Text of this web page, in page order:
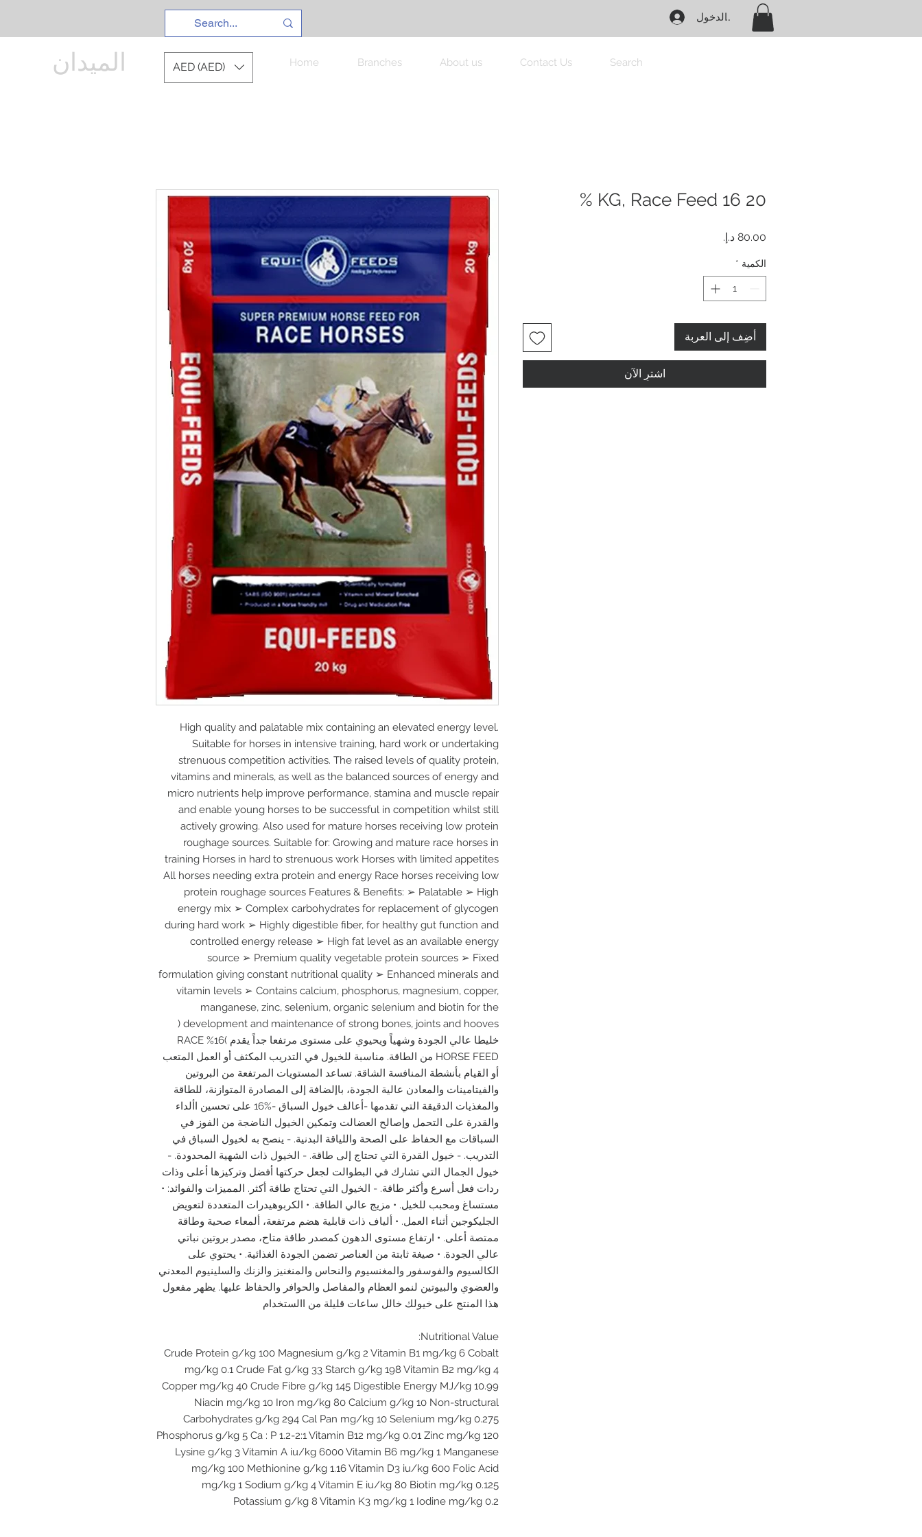
تسجيل الدخول
الميدان AED (AED) Home Branches About us Contact Us Search
High quality and palatable mix containing an elevated energy level.
Suitable for horses in intensive training, hard work or undertaking
strenuous competition activities. The raised levels of quality protein,
vitamins and minerals, as well as the balanced sources of energy and
micro nutrients help improve performance, stamina and muscle repair
and enable young horses to be successful in competition whilst still
actively growing. Also used for mature horses receiving low protein
roughage sources. Suitable for: Growing and mature race horses in
training Horses in hard to strenuous work Horses with limited appetites
All horses needing extra protein and energy Race horses receiving low
protein roughage sources Features & Benefits: ➢ Palatable ➢ High
energy mix ➢ Complex carbohydrates for replacement of glycogen
during hard work ➢ Highly digestible fiber, for healthy gut function and
controlled energy release ➢ High fat level as an available energy
source ➢ Premium quality vegetable protein sources ➢ Fixed
formulation giving constant nutritional quality ➢ Enhanced minerals and
vitamin levels ➢ Contains calcium, phosphorus, magnesium, copper,
manganese, zinc, selenium, organic selenium and biotin for the
development and maintenance of strong bones, joints and hooves (
خليطا عالي الجودة وشهياً ويحيوي على مستوى مرتفعا جداً يقدم )16% RACE
HORSE FEED من الطاقة. مناسبة للخيول في التدريب المكثف أو العمل المتعب
أو القيام بأنشطة المنافسة الشاقة. تساعد المستويات المرتفعة من البروتين
والفيتامينات والمعادن عالية الجودة، باإلضافة إلى المصادرة المتوازنة، للطاقة
والمغذيات الدقيقة التي تقدمها -أعالف خيول السباق -%16 على تحسين األداء
والقدرة على التحمل وإصالح العضالت وتمكين الخيول الناضجة من الفوز في
السباقات مع الحفاظ على الصحة واللياقة البدنية. - ينصح به لخيول السباق في
التدريب. - خيول القدرة التي تحتاج إلى طاقة. - الخيول ذات الشهية المحدودة. -
خيول الجمال التي تشارك في البطوالت لجعل حركتها أفضل وتركيزها أعلى وذات
ردات فعل أسرع وأكثر طاقة. - الخيول التي تحتاج طاقة أكثر. المميزات والفوائد: •
مستساغ ومحبب للخيل. • مزيج عالي الطاقة. • الكربوهيدرات المتعددة لتعويض
الجليكوجين أثناء العمل. • ألياف ذات قابلية هضم مرتفعة، ألمعاء صحية وطاقة
ممتصة أعلى. • ارتفاع مستوى الدهون كمصدر طاقة متاح، مصدر بروتين نباتي
عالي الجودة. • صيغة ثابتة من العناصر تضمن الجودة الغذائية. • يحتوي على
الكالسيوم والفوسفور والمغنسيوم والنحاس والمنغنيز والزنك والسلينيوم المعدني
والعضوي والبيوتين لنمو العظام والمفاصل والحوافر والحفاظ عليها. يظهر مفعول
هذا المنتج على خيولك خالل ساعات قليلة من االستخدام
Nutritional Value:
Crude Protein g/kg 100 Magnesium g/kg 2 Vitamin B1 mg/kg 6 Cobalt
mg/kg 0.1 Crude Fat g/kg 33 Starch g/kg 198 Vitamin B2 mg/kg 4
Copper mg/kg 40 Crude Fibre g/kg 145 Digestible Energy MJ/kg 10.99
Niacin mg/kg 10 Iron mg/kg 80 Calcium g/kg 10 Non-structural
Carbohydrates g/kg 294 Cal Pan mg/kg 10 Selenium mg/kg 0.275
Phosphorus g/kg 5 Ca : P 1.2-2:1 Vitamin B12 mg/kg 0.01 Zinc mg/kg 120
Lysine g/kg 3 Vitamin A iu/kg 6000 Vitamin B6 mg/kg 1 Manganese
mg/kg 100 Methionine g/kg 1.16 Vitamin D3 iu/kg 600 Folic Acid
mg/kg 1 Sodium g/kg 4 Vitamin E iu/kg 80 Biotin mg/kg 0.125
Potassium g/kg 8 Vitamin K3 mg/kg 1 Iodine mg/kg 0.2
20 KG, Race Feed 16 %
الكمية *
أضِف إلى العربة
اشترِ الآن